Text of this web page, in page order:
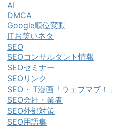
AI
DMCA
Google順位変動
ITお笑いネタ
SEO
SEOコンサルタント情報
SEOセミナー
SEOリンク
SEO・IT漫画「ウェブマブ！」
SEO会社・業者
SEO外部対策
SEO用語集